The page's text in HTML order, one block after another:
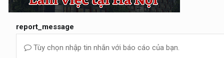
report_message
Tùy chọn nhập tin nhắn với báo cáo của bạn.